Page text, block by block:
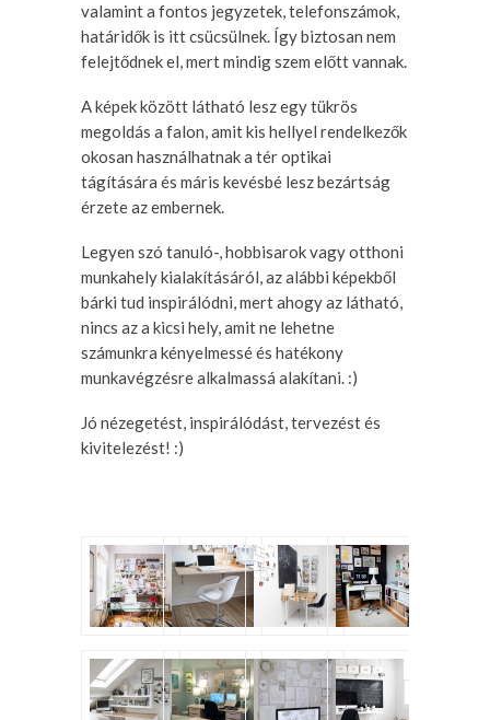
valamint a fontos jegyzetek, telefonszámok,
határidők is itt csücsülnek. Így biztosan nem
felejtődnek el, mert mindig szem előtt vannak.
A képek között látható lesz egy tükrös
megoldás a falon, amit kis hellyel rendelkezők
okosan használhatnak a tér optikai
tágítására és máris kevésbé lesz bezártság
érzete az embernek.
Legyen szó tanuló-, hobbisarok vagy otthoni
munkahely kialakításáról, az alábbi képekből
bárki tud inspirálódni, mert ahogy az látható,
nincs az a kicsi hely, amit ne lehetne
számunkra kényelmessé és hatékony
munkavégzésre alkalmassá alakítani. :)
Jó nézegetést, inspirálódást, tervezést és
kivitelezést! :)